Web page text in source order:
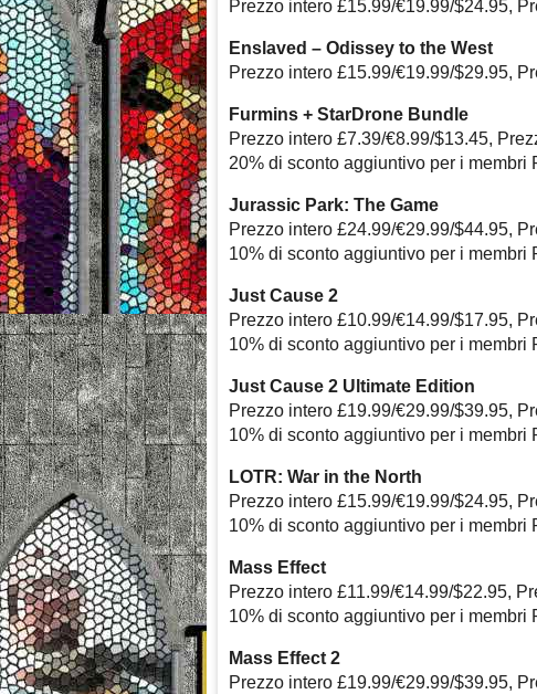
Prezzo intero £15.99/€19.99/$24.95,
Enslaved – Odissey to the West
Prezzo intero £15.99/€19.99/$29.95,
Furmins + StarDrone Bundle
Prezzo intero £7.39/€8.99/$13.45,
20% di sconto aggiuntivo per i membri
Jurassic Park: The Game
Prezzo intero £24.99/€29.99/$44.95,
10% di sconto aggiuntivo per i membri
Just Cause 2
Prezzo intero £10.99/€14.99/$17.95,
10% di sconto aggiuntivo per i membri
Just Cause 2 Ultimate Edition
Prezzo intero £19.99/€29.99/$39.95,
10% di sconto aggiuntivo per i membri
LOTR: War in the North
Prezzo intero £15.99/€19.99/$24.95,
10% di sconto aggiuntivo per i membri
Mass Effect
Prezzo intero £11.99/€14.99/$22.95,
10% di sconto aggiuntivo per i membri
Mass Effect 2
Prezzo intero £19.99/€29.99/$39.95,